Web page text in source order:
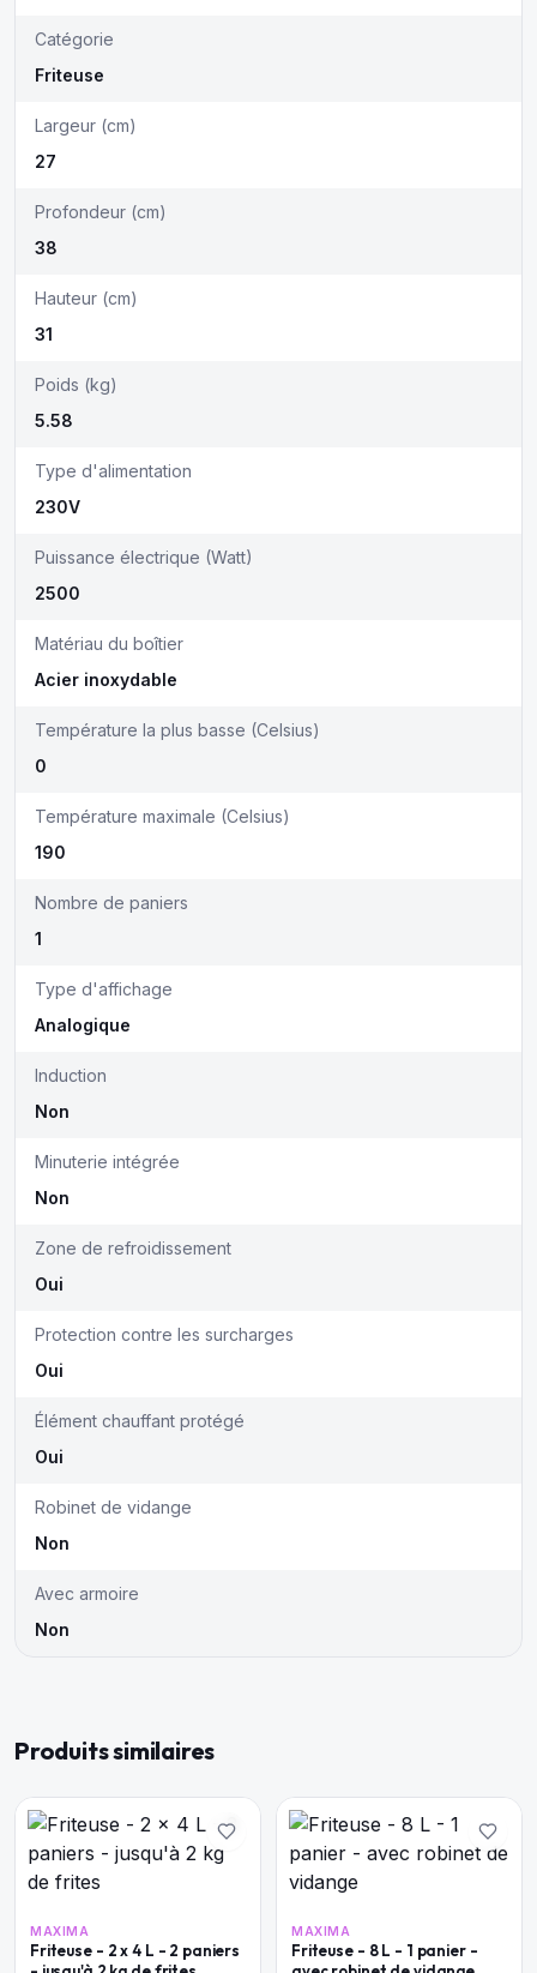
Catégorie
Friteuse
Largeur (cm)
27
Profondeur (cm)
38
Hauteur (cm)
31
Poids (kg)
5.58
Type d'alimentation
230V
Puissance électrique (Watt)
2500
Matériau du boîtier
Acier inoxydable
Température la plus basse (Celsius)
0
Température maximale (Celsius)
190
Nombre de paniers
1
Type d'affichage
Analogique
Induction
Non
Minuterie intégrée
Non
Zone de refroidissement
Oui
Protection contre les surcharges
Oui
Élément chauffant protégé
Oui
Robinet de vidange
Non
Avec armoire
Non
Produits similaires
MAXIMA
Friteuse - 2 x 4 L - 2 paniers
MAXIMA
Friteuse - 8 L - 1 panier -